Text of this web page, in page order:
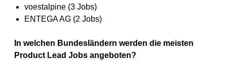
voestalpine (3 Jobs)
ENTEGA AG (2 Jobs)
In welchen Bundesländern werden die meisten
Product Lead Jobs angeboten?